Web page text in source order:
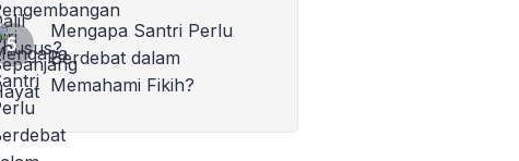
Mengapa Santri Perlu
Berdebat dalam
Memahami Fikih?